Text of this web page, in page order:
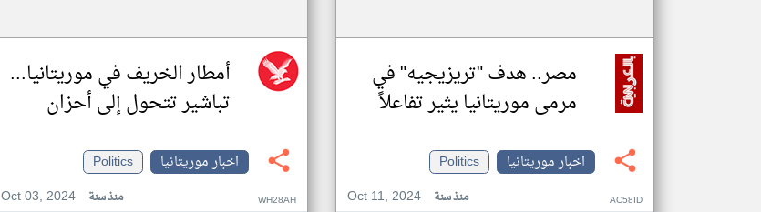
مصر.. هدف "تريزيجيه" في
مرمى موريتانيا يثير تفاعلاً
اخبار موريتانيا
Politics
Oct 11, 2024
منذ سنة AC58ID
أمطار الخريف في موريتانيا...
تباشير تتحول إلى أحزان
اخبار موريتانيا
Politics
Oct 03, 2024
منذ سنة WH28AH